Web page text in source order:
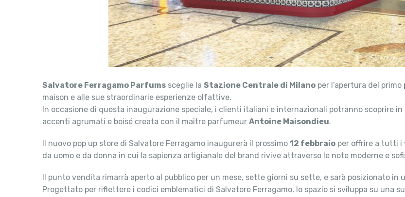
Salvatore Ferragamo Parfums sceglie la Stazione Centrale di Milano per l’apertura del primo
maison e alle sue straordinarie esperienze olfattive.
In occasione di questa inaugurazione speciale, i clienti italiani e internazionali potranno scoprire in
accenti agrumati e boisé creata con il maître parfumeur Antoine Maisondieu.
Il nuovo pop up store di Salvatore Ferragamo inaugurerà il prossimo 12 febbraio per offrire a tutti i
da uomo e da donna in cui la sapienza artigianale del brand rivive attraverso le note moderne e
Il punto vendita rimarrà aperto al pubblico per un mese, sette giorni su sette, e sarà posizionato in
Progettato per riflettere i codici emblematici di Salvatore Ferragamo, lo spazio si sviluppa su una